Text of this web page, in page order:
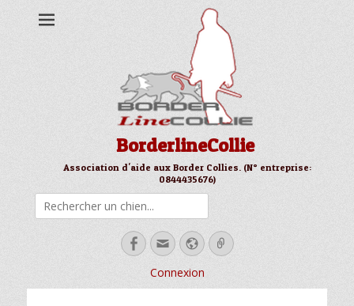
BorderlineCollie
Association d'aide aux Border Collies. (N° entreprise:
0844435676)
Facebook
EmailSite
web
Link
Connexion